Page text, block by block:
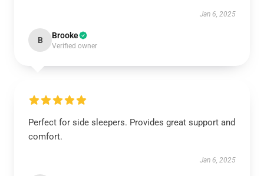
Jan 6, 2025
B Brooke
Verified owner
Perfect for side sleepers. Provides great support and
comfort.
Jan 6, 2025